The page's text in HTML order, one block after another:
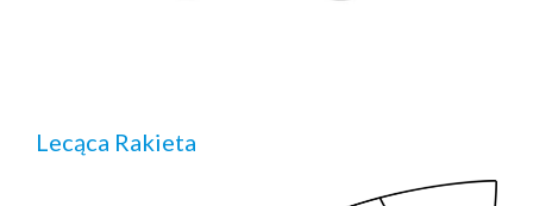
Lecąca Rakieta